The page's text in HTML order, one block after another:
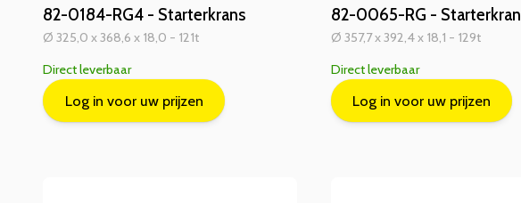
82-0184-RG4 - Starterkrans
Ø 325,0 x 368,6 x 18,0 - 121t
Direct leverbaar
Log in voor uw prijzen
82-0065-RG -
Ø 357,7 x 392,4 x 18,1 - 129t
Direct leverbaar
Log in voor uw prijzen